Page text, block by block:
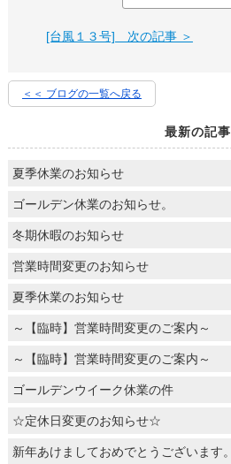
[台風１３号] 次の記事 ＞
＜＜ ブログの一覧へ戻る
最新の記事
夏季休業のお知らせ
ゴールデン休業のお知らせ。
冬期休暇のお知らせ
営業時間変更のお知らせ
夏季休業のお知らせ
～【臨時】営業時間変更のご案内～
～【臨時】営業時間変更のご案内～
ゴールデンウイーク休業の件
☆定休日変更のお知らせ☆
新年あけましておめでとうございます。